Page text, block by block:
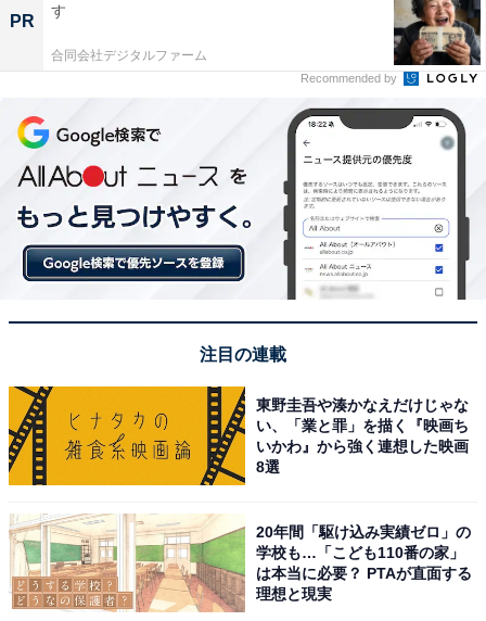
PR
す
合同会社デジタルファーム
Recommended by
注目の連載
東野圭吾や湊かなえだけじゃな
い、「業と罪」を描く『映画ち
いかわ』から強く連想した映画
8選
20年間「駆け込み実績ゼロ」の
学校も…「こども110番の家」
は本当に必要？ PTAが直面する
理想と現実